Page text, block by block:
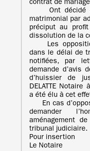
contrat de
Ont décidé
matrimonial par
préciput au
dissolution de la
Les
dans le délai de
notifiées, par
demande d’avis
d’huissier de
DELATTE Notaire
a été élu à cet
En cas
demander
aménagement
tribunal judiciaire.
Pour insertion
Le Notaire